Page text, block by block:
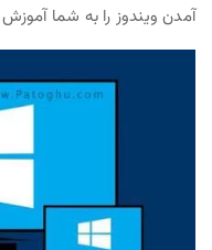
آمدن ویندوز را به شما